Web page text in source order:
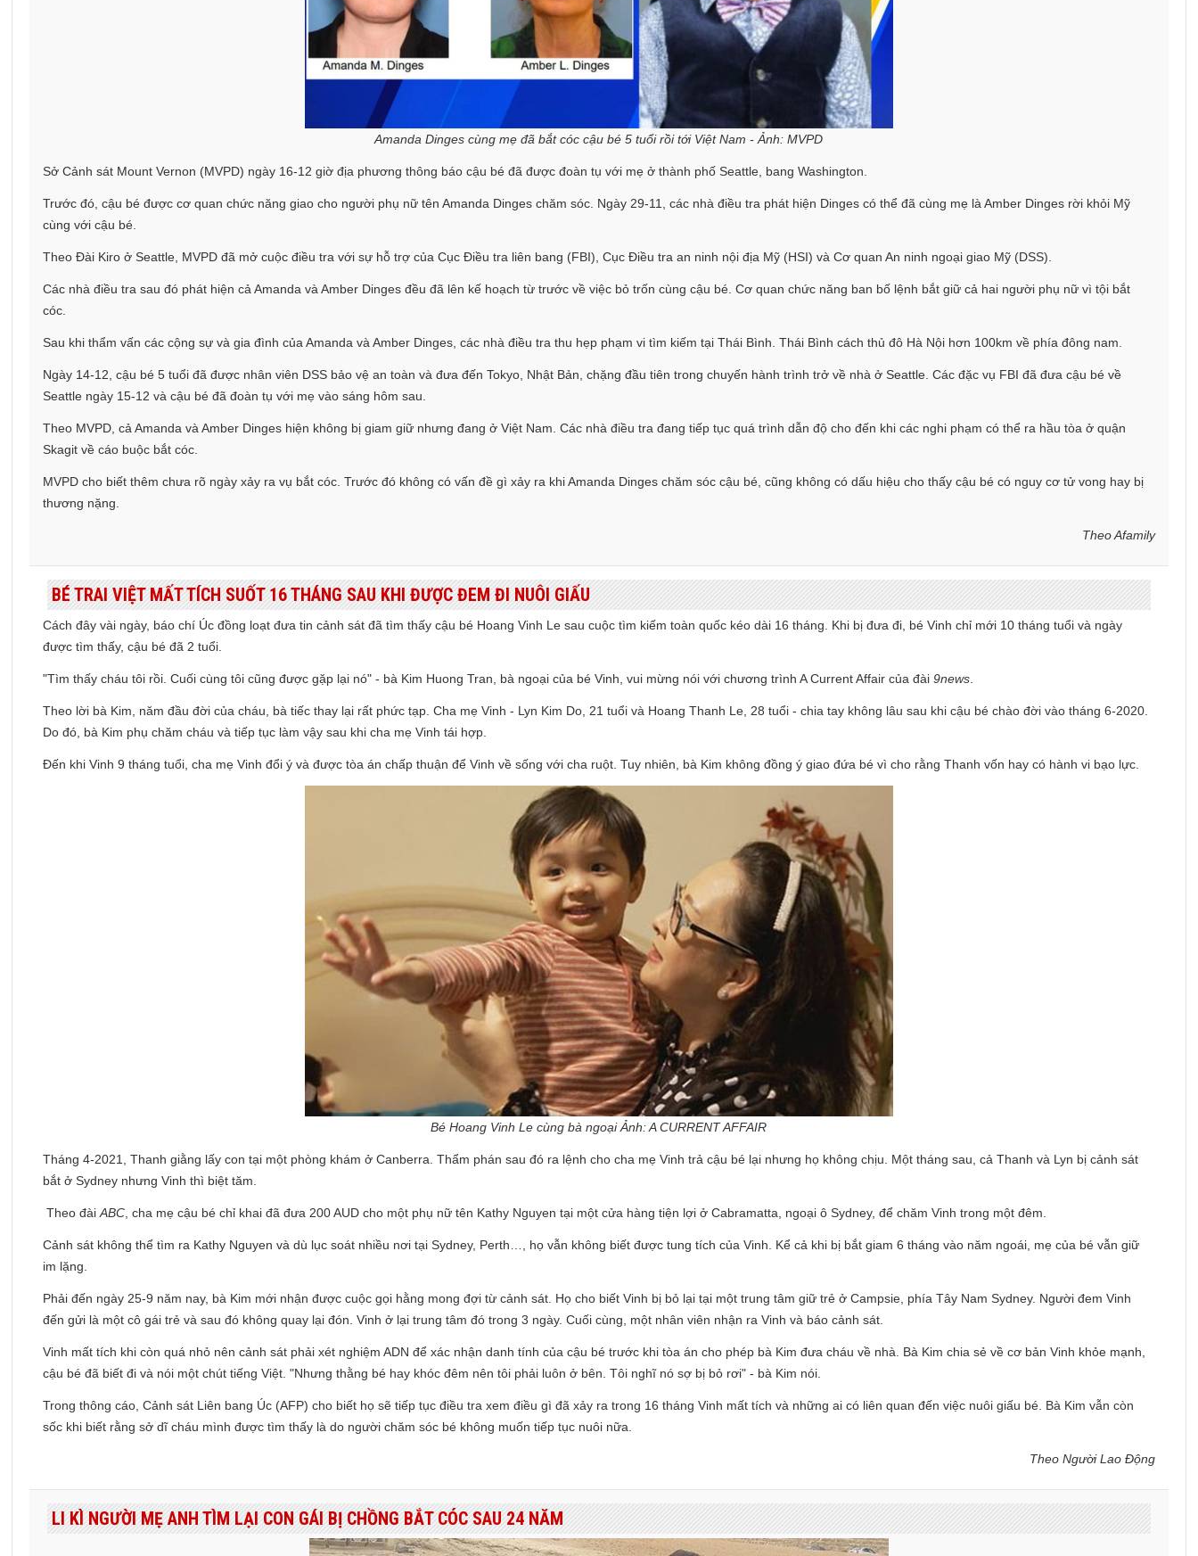
Amanda Dinges cùng mẹ đã bắt cóc cậu bé 5 tuổi rồi tới Việt Nam - Ảnh: MVPD
Sở Cảnh sát Mount Vernon (MVPD) ngày 16-12 giờ địa phương thông báo cậu bé đã được đoàn tụ với mẹ ở thành phố Seattle, bang Washington.
Trước đó, cậu bé được cơ quan chức năng giao cho người phụ nữ tên Amanda Dinges chăm sóc. Ngày 29-11, các nhà điều tra phát hiện Dinges có thể đã cùng mẹ là Amber Dinges rời khỏi Mỹ
cùng với cậu bé.
Theo Đài Kiro ở Seattle, MVPD đã mở cuộc điều tra với sự hỗ trợ của Cục Điều tra liên bang (FBI), Cục Điều tra an ninh nội địa Mỹ (HSI) và Cơ quan An ninh ngoại giao Mỹ (DSS).
Các nhà điều tra sau đó phát hiện cả Amanda và Amber Dinges đều đã lên kế hoạch từ trước về việc bỏ trốn cùng cậu bé. Cơ quan chức năng ban bố lệnh bắt giữ cả hai người phụ nữ vì tội bắt
cóc.
Sau khi thẩm vấn các cộng sự và gia đình của Amanda và Amber Dinges, các nhà điều tra thu hẹp phạm vi tìm kiếm tại Thái Bình. Thái Bình cách thủ đô Hà Nội hơn 100km về phía đông nam.
Ngày 14-12, cậu bé 5 tuổi đã được nhân viên DSS bảo vệ an toàn và đưa đến Tokyo, Nhật Bản, chặng đầu tiên trong chuyến hành trình trở về nhà ở Seattle. Các đặc vụ FBI đã đưa cậu bé về
Seattle ngày 15-12 và cậu bé đã đoàn tụ với mẹ vào sáng hôm sau.
Theo MVPD, cả Amanda và Amber Dinges hiện không bị giam giữ nhưng đang ở Việt Nam. Các nhà điều tra đang tiếp tục quá trình dẫn độ cho đến khi các nghi phạm có thể ra hầu tòa ở quận
Skagit về cáo buộc bắt cóc.
MVPD cho biết thêm chưa rõ ngày xảy ra vụ bắt cóc. Trước đó không có vấn đề gì xảy ra khi Amanda Dinges chăm sóc cậu bé, cũng không có dấu hiệu cho thấy cậu bé có nguy cơ tử vong hay bị
thương nặng.
Theo Afamily
BÉ TRAI VIỆT MẤT TÍCH SUỐT 16 THÁNG SAU KHI ĐƯỢC ĐEM ĐI NUÔI GIẤU
Cách đây vài ngày, báo chí Úc đồng loạt đưa tin cảnh sát đã tìm thấy cậu bé Hoang Vinh Le sau cuộc tìm kiếm toàn quốc kéo dài 16 tháng. Khi bị đưa đi, bé Vinh chỉ mới 10 tháng tuổi và ngày
được tìm thấy, cậu bé đã 2 tuổi.
"Tìm thấy cháu tôi rồi. Cuối cùng tôi cũng được gặp lại nó" - bà Kim Huong Tran, bà ngoại của bé Vinh, vui mừng nói với chương trình A Current Affair của đài9news.
Theo lời bà Kim, năm đầu đời của cháu, bà tiếc thay lại rất phức tạp. Cha mẹ Vinh - Lyn Kim Do, 21 tuổi và Hoang Thanh Le, 28 tuổi - chia tay không lâu sau khi cậu bé chào đời vào tháng 6-2020.
Do đó, bà Kim phụ chăm cháu và tiếp tục làm vậy sau khi cha mẹ Vinh tái hợp.
Đến khi Vinh 9 tháng tuổi, cha mẹ Vinh đổi ý và được tòa án chấp thuận để Vinh về sống với cha ruột. Tuy nhiên, bà Kim không đồng ý giao đứa bé vì cho rằng Thanh vốn hay có hành vi bạo lực.
Bé Hoang Vinh Le cùng bà ngoại Ảnh: A CURRENT AFFAIR
Tháng 4-2021, Thanh giằng lấy con tại một phòng khám ở Canberra. Thẩm phán sau đó ra lệnh cho cha mẹ Vinh trả cậu bé lại nhưng họ không chịu. Một tháng sau, cả Thanh và Lyn bị cảnh sát
bắt ở Sydney nhưng Vinh thì biệt tăm.
Theo đàiABC, cha mẹ cậu bé chỉ khai đã đưa 200 AUD cho một phụ nữ tên Kathy Nguyen tại một cửa hàng tiện lợi ở Cabramatta, ngoại ô Sydney, để chăm Vinh trong một đêm.
Cảnh sát không thể tìm ra Kathy Nguyen và dù lục soát nhiều nơi tại Sydney, Perth…, họ vẫn không biết được tung tích của Vinh. Kể cả khi bị bắt giam 6 tháng vào năm ngoái, mẹ của bé vẫn giữ
im lặng.
Phải đến ngày 25-9 năm nay, bà Kim mới nhận được cuộc gọi hằng mong đợi từ cảnh sát. Họ cho biết Vinh bị bỏ lại tại một trung tâm giữ trẻ ở Campsie, phía Tây Nam Sydney. Người đem Vinh
đến gửi là một cô gái trẻ và sau đó không quay lại đón. Vinh ở lại trung tâm đó trong 3 ngày. Cuối cùng, một nhân viên nhận ra Vinh và báo cảnh sát.
Vinh mất tích khi còn quá nhỏ nên cảnh sát phải xét nghiệm ADN để xác nhận danh tính của cậu bé trước khi tòa án cho phép bà Kim đưa cháu về nhà. Bà Kim chia sẻ về cơ bản Vinh khỏe mạnh,
cậu bé đã biết đi và nói một chút tiếng Việt. "Nhưng thằng bé hay khóc đêm nên tôi phải luôn ở bên. Tôi nghĩ nó sợ bị bỏ rơi" - bà Kim nói.
Trong thông cáo, Cảnh sát Liên bang Úc (AFP) cho biết họ sẽ tiếp tục điều tra xem điều gì đã xảy ra trong 16 tháng Vinh mất tích và những ai có liên quan đến việc nuôi giấu bé. Bà Kim vẫn còn
sốc khi biết rằng sở dĩ cháu mình được tìm thấy là do người chăm sóc bé không muốn tiếp tục nuôi nữa.
Theo Người Lao Động
LI KÌ NGƯỜI MẸ ANH TÌM LẠI CON GÁI BỊ CHỒNG BẮT CÓC SAU 24 NĂM